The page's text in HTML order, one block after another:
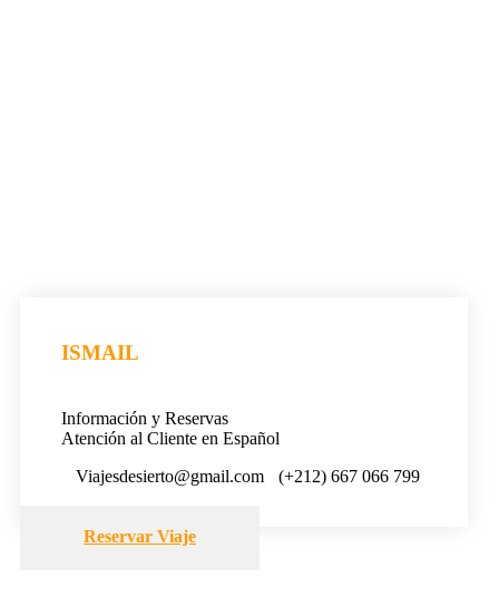
ISMAIL
Información y Reservas
Atención al Cliente en Español
Viajesdesierto@gmail.com
(+212) 667 066 799
Reservar Viaje